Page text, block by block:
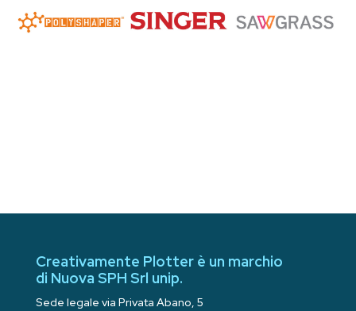
Creativamente Plotter è un marchio
di Nuova SPH Srl unip.
Sede legale via Privata Abano, 5